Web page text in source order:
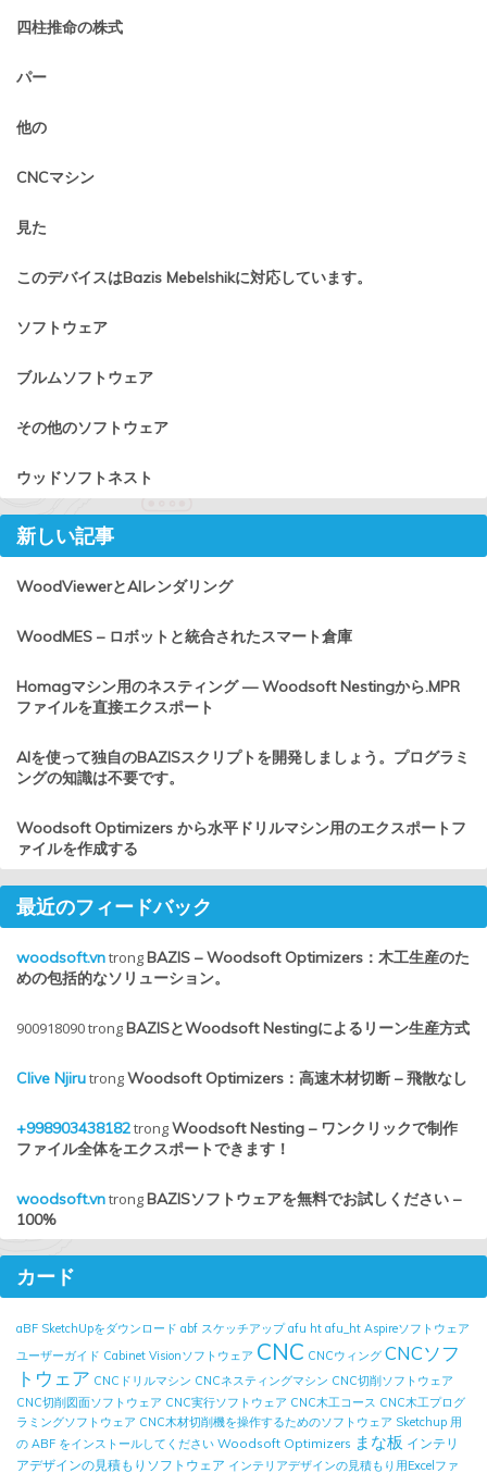
四柱推命の株式
パー
他の
CNCマシン
見た
このデバイスはBazis Mebelshikに対応しています。
ソフトウェア
ブルムソフトウェア
その他のソフトウェア
ウッドソフトネスト
新しい記事
WoodViewerとAIレンダリング
WoodMES – ロボットと統合されたスマート倉庫
Homagマシン用のネスティング — Woodsoft Nestingから.MPR
ファイルを直接エクスポート
AIを使って独自のBAZISスクリプトを開発しましょう。プログラミ
ングの知識は不要です。
Woodsoft Optimizers から水平ドリルマシン用のエクスポートフ
ァイルを作成する
最近のフィードバック
woodsoft.vntrongBAZIS – Woodsoft Optimizers：木工生産のた
めの包括的なソリューション。
900918090trongBAZISとWoodsoft Nestingによるリーン生産方式
Clive NjirutrongWoodsoft Optimizers：高速木材切断 – 飛散なし
+998903438182trongWoodsoft Nesting – ワンクリックで制作
ファイル全体をエクスポートできます！
woodsoft.vntrongBAZISソフトウェアを無料でお試しください –
100%
カード
aBF SketchUpをダウンロード abf スケッチアップ afu ht afu_ht Aspireソフトウェア
ユーザーガイド Cabinet Visionソフトウェア CNC CNCウィング CNCソフ
トウェア CNCドリルマシン CNCネスティングマシン CNC切削ソフトウェア
CNC切削図面ソフトウェア CNC実行ソフトウェア CNC木工コース CNC木工プログ
ラミングソフトウェア CNC木材切削機を操作するためのソフトウェア Sketchup 用
の ABF をインストールしてください Woodsoft Optimizers まな板 インテリ
アデザインの見積もりソフトウェア インテリアデザインの見積もり用Excelファ